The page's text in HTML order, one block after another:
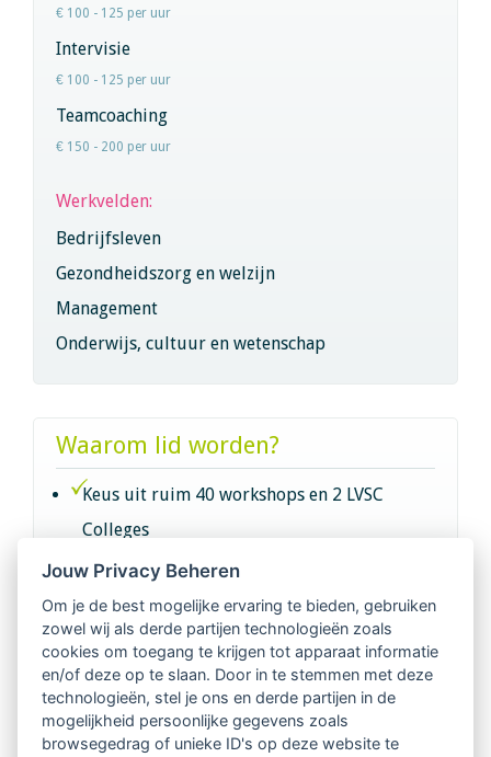
€ 100 - 125 per uur
Intervisie
€ 100 - 125 per uur
Teamcoaching
€ 150 - 200 per uur
Werkvelden:
Bedrijfsleven
Gezondheidszorg en welzijn
Management
Onderwijs, cultuur en wetenschap
Waarom lid worden?
Keus uit ruim 40 workshops en 2 LVSC
Colleges
Intervisie met geregistreerde vakgenoten
Netwerk van 2100 professionals in 14
regio's
Vindbaar voor opdrachtgevers
Jouw Privacy Beheren
Om je de best mogelijke ervaring te bieden, gebruiken
zowel wij als derde partijen technologieën zoals
cookies om toegang te krijgen tot apparaat informatie
en/of deze op te slaan. Door in te stemmen met deze
technologieën, stel je ons en derde partijen in de
mogelijkheid persoonlijke gegevens zoals
browsegedrag of unieke ID's op deze website te